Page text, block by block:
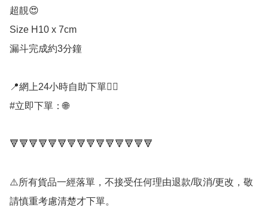
超靚😍
Size H10 x 7cm
漏斗完成約3分鐘
📍網上24小時自助下單👍🏻
#立即下單：🌐
🔻🔻🔻🔻🔻🔻🔻🔻🔻🔻🔻🔻🔻🔻🔻
⚠️所有貨品一經落單，不接受任何理由退款/取消/更改，敬
請慎重考慮清楚才下單。